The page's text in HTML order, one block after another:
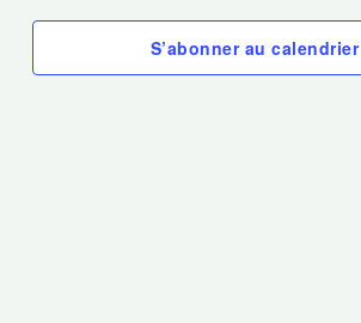
S’abonner au calendrier